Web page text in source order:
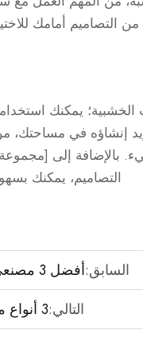
التصاميم أمامك
يمكنك
إنشاؤه في مساحتك،
إلى [مجموعة
التصاميم، يمكنك
السابق:أفضل 3 مصنعي أبواب فولاذية مضادة للحريق في أوروبا
التالي:3 أنواع من إعدادات قفل الأبواب التجارية القياسية